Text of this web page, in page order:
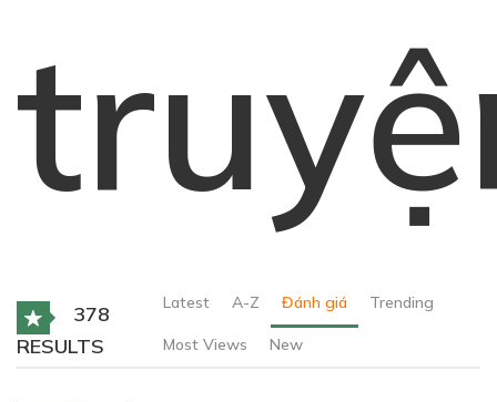
378
RESULTS
Latest A-Z Đánh giá Trending
Most Views New